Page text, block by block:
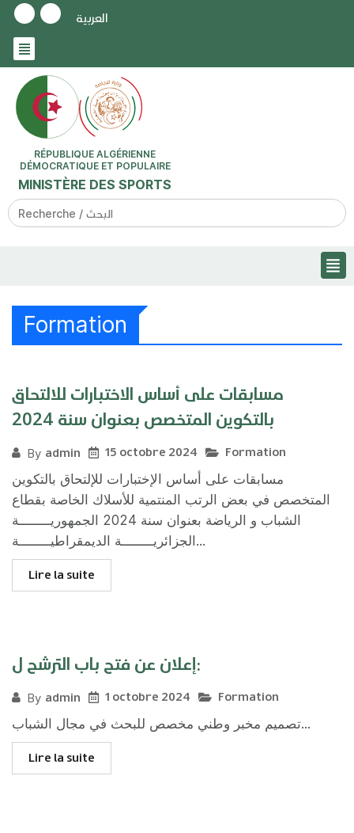
العربية
RÉPUBLIQUE ALGÉRIENNE
DÉMOCRATIQUE ET POPULAIRE
MINISTÈRE DES SPORTS
Search
for:
Formation
مسابقات على أساس الاختبارات للالتحاق
بالتكوين المتخصص بعنوان سنة 2024
By admin 15 octobre 2024 Formation
مسابقات على أساس الإختبارات للإلتحاق بالتكوین
المتخصص في بعض الرتب المنتمیة للأسلاك الخاصة بقطاع
الشباب و الریاضة بعنوان سنة 2024 الجمهوريــــــــة
الجزائريــــــــة الديمقراطيــــــــة...
Lire la suite
إعلان عن فتح باب الترشح ل:
By admin 1 octobre 2024 Formation
تصميم مخبر وطني مخصص للبحث في مجال الشباب...
Lire la suite